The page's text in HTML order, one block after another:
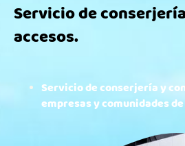
Servicio de
accesos.
Servicio de conserjería y
empresas y comunidades